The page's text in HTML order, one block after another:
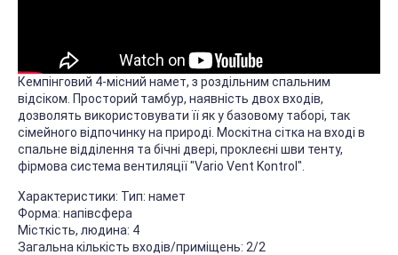
Кемпінговий 4-місний намет, з роздільним спальним
відсіком. Просторий тамбур, наявність двох входів,
дозволять використовувати її як у базовому таборі, так
сімейного відпочинку на природі. Москітна сітка на вході в
спальне відділення та бічні двері, проклеєні шви тенту,
фірмова система вентиляції "Vario Vent Kontrol".
Характеристики: Тип: намет
Форма: напівсфера
Місткість, людина: 4
Загальна кількість входів/приміщень: 2/2